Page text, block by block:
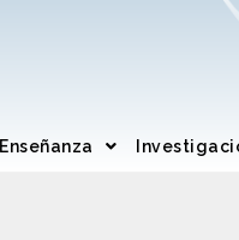
Enseñanza